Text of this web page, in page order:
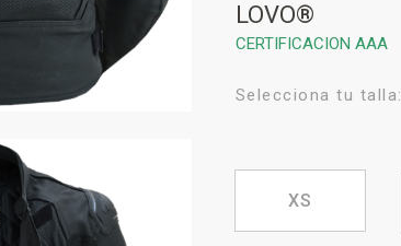
LOVO®
CERTIFICACION AAA
Selecciona tu talla:
XS